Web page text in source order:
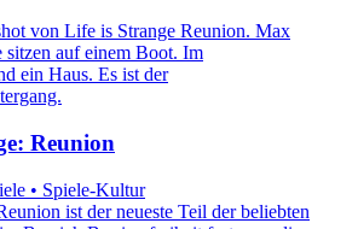
Reunion
• Spiele-Kultur
ist der neueste Teil der beliebten